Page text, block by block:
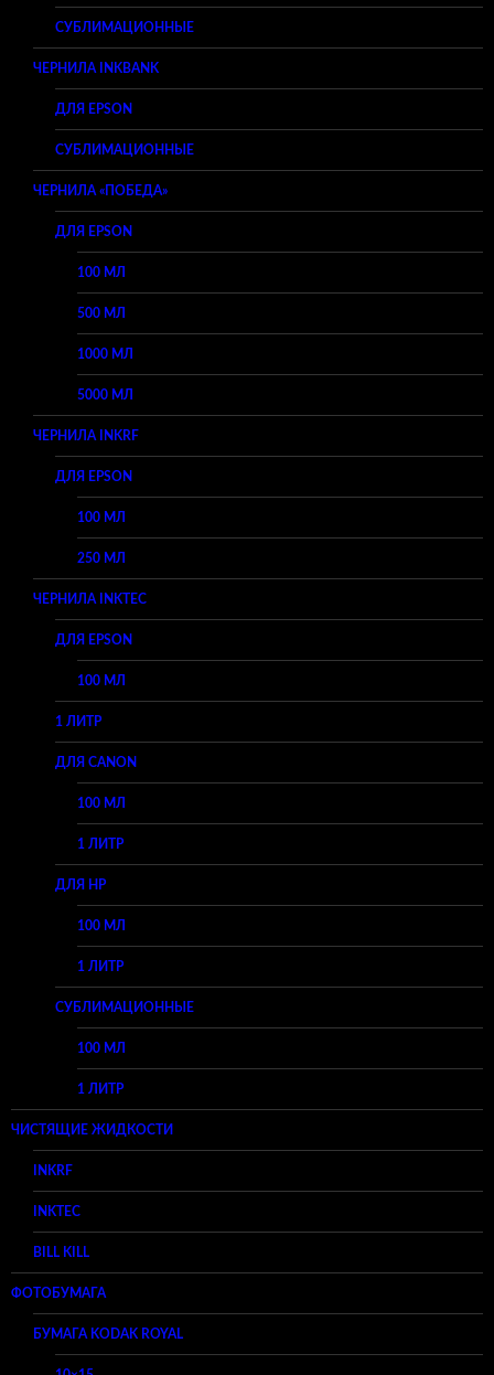
СУБЛИМАЦИОННЫЕ
ЧЕРНИЛА INKBANK
ДЛЯ EPSON
СУБЛИМАЦИОННЫЕ
ЧЕРНИЛА «ПОБЕДА»
ДЛЯ EPSON
100 МЛ
500 МЛ
1000 МЛ
5000 МЛ
ЧЕРНИЛА INKRF
ДЛЯ EPSON
100 МЛ
250 МЛ
ЧЕРНИЛА INKTEC
ДЛЯ EPSON
100 МЛ
1 ЛИТР
ДЛЯ CANON
100 МЛ
1 ЛИТР
ДЛЯ HP
100 МЛ
1 ЛИТР
СУБЛИМАЦИОННЫЕ
100 МЛ
1 ЛИТР
ЧИСТЯЩИЕ ЖИДКОСТИ
INKRF
INKTEC
BILL KILL
ФОТОБУМАГА
БУМАГА KODAK ROYAL